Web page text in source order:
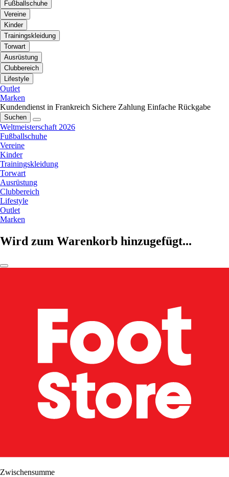
Fußballschuhe
Vereine
Kinder
Trainingskleidung
Torwart
Ausrüstung
Clubbereich
Lifestyle
Outlet
Marken
Kundendienst in Frankreich Sichere Zahlung Einfache Rückgabe
Suchen
Weltmeisterschaft 2026
Fußballschuhe
Vereine
Kinder
Trainingskleidung
Torwart
Ausrüstung
Clubbereich
Lifestyle
Outlet
Marken
Wird zum Warenkorb hinzugefügt...
Zwischensumme